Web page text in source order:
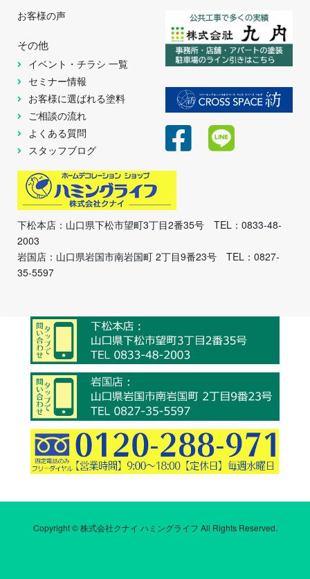
お客様の声
その他
イベント・チラシ 一覧
セミナー情報
お客様に選ばれる塗料
ご相談の流れ
よくある質問
スタッフブログ
下松本店：山口県下松市望町3丁目2番35号 TEL：0833-48-
2003
岩国店：山口県岩国市南岩国町 2丁目9番23号 TEL：0827-
35-5597
Copyright © 株式会社クナイ ハミングライフ All Rights Reserved.